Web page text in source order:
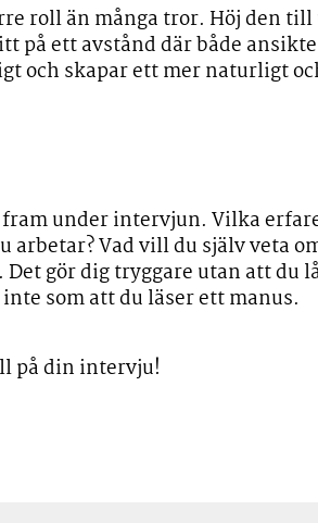
roll än många tror. Höj den
på ett avstånd där både
och skapar ett mer naturligt
under intervjun. Vilka
arbetar? Vad vill du själv veta
gör dig tryggare utan att du
som att du läser ett manus.
på din intervju!